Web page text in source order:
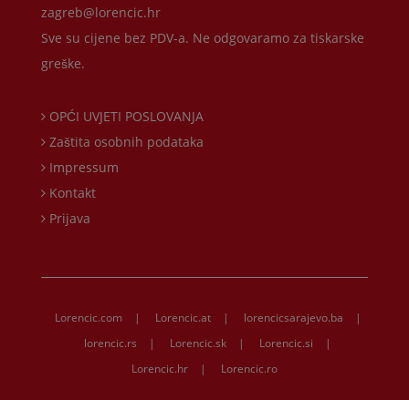
zagreb@lorencic.hr
Sve su cijene bez PDV-a. Ne odgovaramo za tiskarske
greške.
OPĆI UVJETI POSLOVANJA
Zaštita osobnih podataka
Impressum
Kontakt
Prijava
Lorencic.com | Lorencic.at | lorencicsarajevo.ba
|
lorencic.rs
| Lorencic.sk | Lorencic.si
|
Lorencic.hr
| Lorencic.ro